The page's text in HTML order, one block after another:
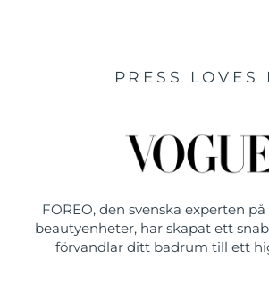
PRESS LOVES
FOREO, den svenska experten
beautyenheter, har skapat ett
förvandlar ditt badrum till ett